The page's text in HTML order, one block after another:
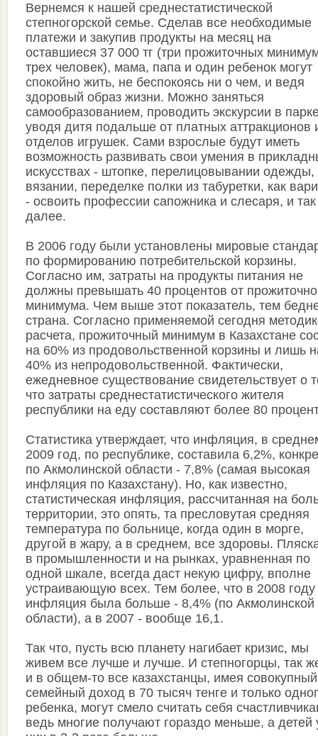
Вернемся к нашей среднестатистической
степногорской семье. Сделав все необходимые
платежи и закупив продукты на месяц на
оставшиеся 37 000 тг (три прожиточных
трех человек), мама, папа и один ребенок могут
спокойно жить, не беспокоясь ни о чем, и ведя
здоровый образ жизни. Можно заняться
самообразованием, проводить экскурсии в
уводя дитя подальше от платных аттракционов
отделов игрушек. Сами взрослые будут иметь
возможность развивать свои умения в
искусствах - штопке, перелицовывании одежды,
вязании, переделке полки из табуретки, как
- освоить профессии сапожника и слесаря, и так
далее.
В 2006 году были установлены мировые
по формированию потребительской корзины.
Согласно им, затраты на продукты питания не
должны превышать 40 процентов от
минимума. Чем выше этот показатель, тем
страна. Согласно применяемой сегодня
расчета, прожиточный минимум в Казахстане
на 60% из продовольственной корзины и лишь
40% из непродовольственной. Фактически,
ежедневное существование свидетельствует о
что затраты среднестатистического жителя
республики на еду составляют более 80
Статистика утверждает, что инфляция, в
2009 год, по республике, составила 6,2%,
по Акмолинской области - 7,8% (самая высокая
инфляция по Казахстану). Но, как известно,
статистическая инфляция, рассчитанная на
территории, это опять, та пресловутая средняя
температура по больнице, когда один в морге,
другой в жару, а в среднем, все здоровы.
в промышленности и на рынках, уравненная по
одной шкале, всегда даст некую цифру, вполне
устраивающую всех. Тем более, что в 2008 году
инфляция была больше - 8,4% (по Акмолинской
области), а в 2007 - вообще 16,1.
Так что, пусть всю планету нагибает кризис, мы
живем все лучше и лучше. И степногорцы, так
и в общем-то все казахстанцы, имея совокупный
семейный доход в 70 тысяч тенге и только
ребенка, могут смело считать себя
ведь многие получают гораздо меньше, а детей